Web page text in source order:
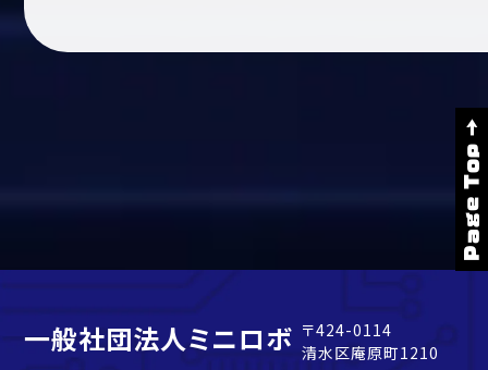
Page Top →
一般社団法人ミニロボ 〒424-0114
清水区庵原町1210